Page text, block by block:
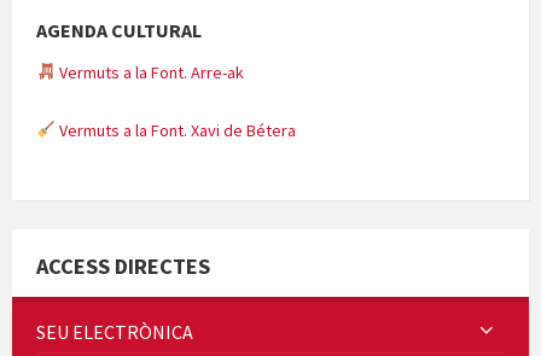
AGENDA CULTURAL
Vermuts a la Font. Arre-ak
Vermuts a la Font. Xavi de Bétera
ACCESS DIRECTES
SEU ELECTRÒNICA